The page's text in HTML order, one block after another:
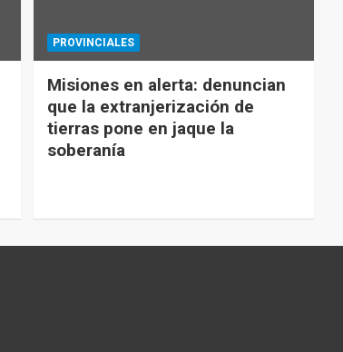
PROVINCIALES
Misiones en alerta: denuncian
que la extranjerización de
tierras pone en jaque la
soberanía